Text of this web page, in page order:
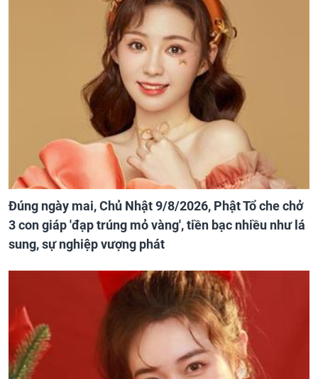
Đúng ngày mai, Chủ Nhật 9/8/2026, Phật Tổ che chở
3 con giáp 'đạp trúng mỏ vàng', tiền bạc nhiều như lá
sung, sự nghiệp vượng phát